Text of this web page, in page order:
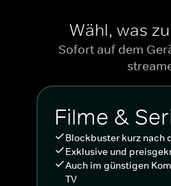
Wähl, was
Sofort auf dem
Filme &
Blockbuster kurz nach
Exklusive und
Auch im günstigen
TV